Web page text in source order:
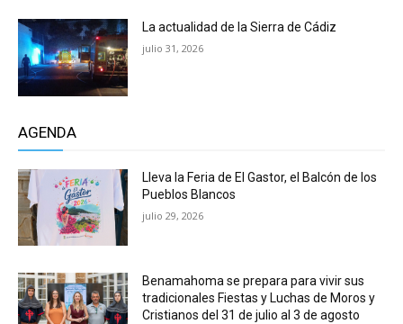
La actualidad de la Sierra de Cádiz
julio 31, 2026
AGENDA
Lleva la Feria de El Gastor, el Balcón de los
Pueblos Blancos
julio 29, 2026
Benamahoma se prepara para vivir sus
tradicionales Fiestas y Luchas de Moros y
Cristianos del 31 de julio al 3 de agosto